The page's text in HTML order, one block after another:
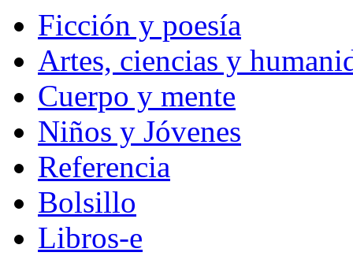
Ficción y poesía
Artes, ciencias y
Cuerpo y mente
Niños y Jóvenes
Referencia
Bolsillo
Libros-e